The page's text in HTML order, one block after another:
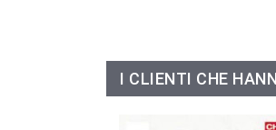
I CLIENTI CHE